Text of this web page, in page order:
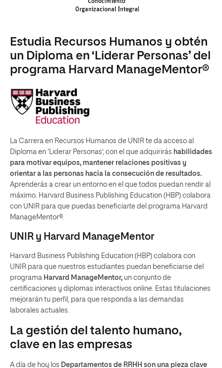
Estudia Recursos Humanos y obtén
un Diploma en ‘Liderar Personas’ del
programa Harvard ManageMentor®
La Carrera en Recursos Humanos de UNIR te da acceso al
Diploma en ‘Liderar Personas’, con el que adquirirás habilidades
para motivar equipos, mantener relaciones positivas y
orientar a las personas hacia la consecución de resultados.
Aprenderás a crear un entorno en el que todos puedan rendir al
máximo. Harvard Business Publishing Education (HBP) colabora
con UNIR para que puedas beneficiarte del programa Harvard
ManageMentor®.
UNIR y Harvard ManageMentor
Harvard Business Publishing Education (HBP) colabora con
UNIR para que nuestros estudiantes puedan beneficiarse del
programa Harvard ManageMentor, un conjunto de
certificaciones y diplomas interactivos online. Estas titulaciones
mejorarán tu perfil, para que responda a las demandas
laborales actuales.
La gestión del talento humano,
clave en las empresas
A día de hoy los Departamentos de RRHH son una pieza clave